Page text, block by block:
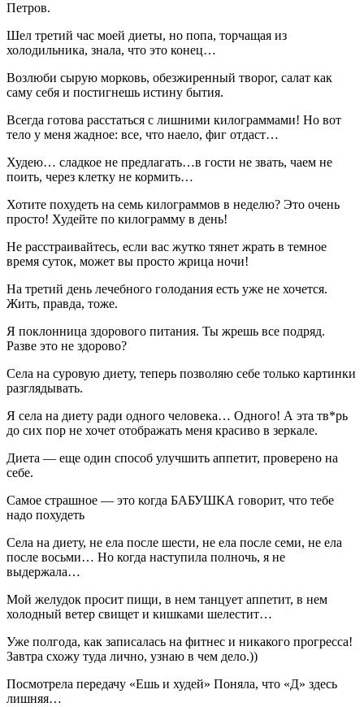
Петров.
Шел третий час моей диеты, но попа, торчащая из
холодильника, знала, что это конец…
Возлюби сырую морковь, обезжиренный творог, салат как
саму себя и постигнешь истину бытия.
Всегда готова расстаться с лишними килограммами! Но вот
тело у меня жадное: все, что наело, фиг отдаст…
Худею… сладкое не предлагать…в гости не звать, чаем не
поить, через клетку не кормить…
Хотите похудеть на семь килограммов в неделю? Это очень
просто! Худейте по килограмму в день!
Не расстраивайтесь, если вас жутко тянет жрать в темное
время суток, может вы просто жрица ночи!
На третий день лечебного голодания есть уже не хочется.
Жить, правда, тоже.
Я поклонница здорового питания. Ты жрешь все подряд.
Разве это не здорово?
Села на суровую диету, теперь позволяю себе только картинки
разглядывать.
Я села на диету ради одного человека… Одного! А эта тв*рь
до сих пор не хочет отображать меня красиво в зеркале.
Диета — еще один способ улучшить аппетит, проверено на
себе.
Самое страшное — это когда БАБУШКА говорит, что тебе
надо похудеть
Села на диету, не ела после шести, не ела после семи, не ела
после восьми… Но когда наступила полночь, я не
выдержала…
Мой желудок просит пищи, в нем танцует аппетит, в нем
холодный ветер свищет и кишками шелестит…
Уже полгода, как записалась на фитнес и никакого прогресса!
Завтра схожу туда лично, узнаю в чем дело.))
Посмотрела передачу «Ешь и худей» Поняла, что «Д» здесь
лишняя…